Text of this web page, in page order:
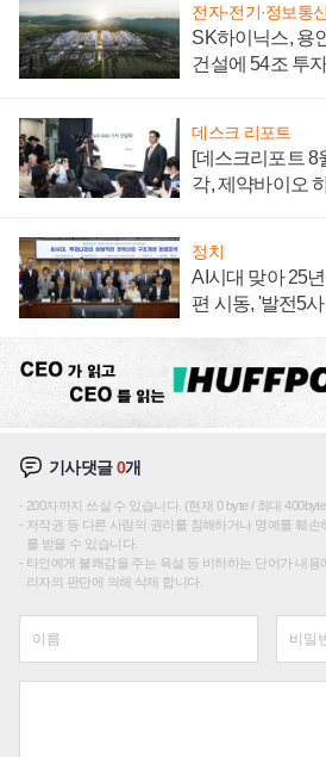
전자·전기·정보통신
SK하이닉스, 용
건설에 54조 투
데스크 리포트
[데스크리포트 8
각, 제약바이오
정치
AI시대 맞아 25
편 시동, '발전5
기사댓글0개
200자까지 쓰실 수 있습니다. (현재 0 byte / 최대
저작권 등 다른 사람의 권리를 침해하거나 명예를 훼손
를 받을 수 있습니다.
타인에게 불쾌감을 주는 욕설 등 비하하는 단어가 내
리자의 판단에 의해 삭제 합니다.